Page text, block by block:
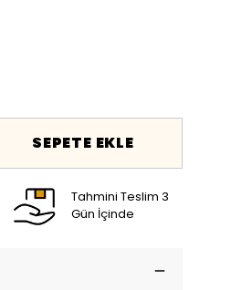
SEPETE EKLE
Tahmini Teslim 3
Gün İçinde